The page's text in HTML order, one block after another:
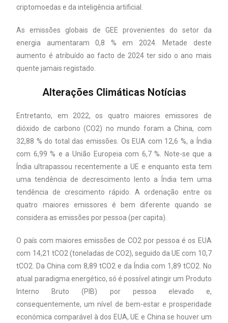
criptomoedas e da inteligência artificial.
As emissões globais de GEE provenientes do setor da
energia aumentaram 0,8 % em 2024. Metade deste
aumento é atribuído ao facto de 2024 ter sido o ano mais
quente jamais registado.
Alterações Climáticas Notícias
Entretanto, em 2022, os quatro maiores emissores de
dióxido de carbono (CO2) no mundo foram a China, com
32,88 % do total das emissões. Os EUA com 12,6 %, a Índia
com 6,99 % e a União Europeia com 6,7 %. Note-se que a
Índia ultrapassou recentemente a UE e enquanto esta tem
uma tendência de decrescimento lento a Índia tem uma
tendência de crescimento rápido. A ordenação entre os
quatro maiores emissores é bem diferente quando se
considera as emissões por pessoa (per capita).
O país com maiores emissões de CO2 por pessoa é os EUA
com 14,21 tCO2 (toneladas de CO2), seguido da UE com 10,7
tCO2. Da China com 8,89 tCO2 e da Índia com 1,89 tCO2. No
atual paradigma energético, só é possível atingir um Produto
Interno Bruto (PIB) por pessoa elevado e,
consequentemente, um nível de bem-estar e prosperidade
económica comparável à dos EUA, UE e China se houver um